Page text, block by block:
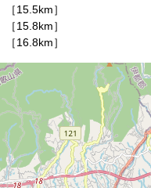
［15.5km］
［15.8km］
［16.8km］